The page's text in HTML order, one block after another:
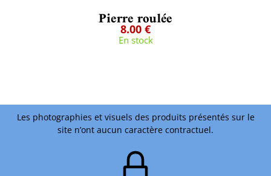
Pierre roulée
8.00 €
En stock
Les photographies et visuels des produits présentés sur le
site n’ont aucun caractère contractuel.